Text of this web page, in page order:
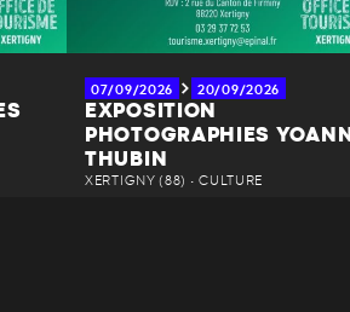
07/09/2026 20/09/2026
EXPOSITION
PHOTOGRAPHIES YOANN
THUBIN
XERTIGNY (88) • CULTURE